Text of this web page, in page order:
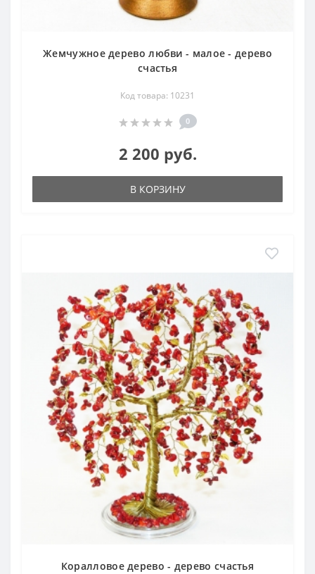
Жемчужное дерево любви - малое - дерево
счастья
Код товара: 10231
0
2 200 руб.
В КОРЗИНУ
Коралловое дерево - дерево счастья